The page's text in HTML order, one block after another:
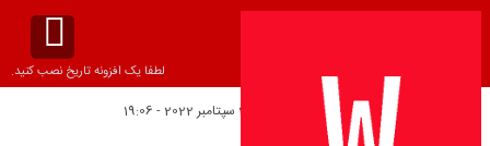
لطفا یک افزونه تاریخ نصب کنید.
تاریخ انتشار: